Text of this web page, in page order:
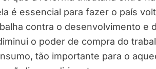
é essencial para fazer o país
contra o desenvolvimento e
o poder de compra do
tão importante para o